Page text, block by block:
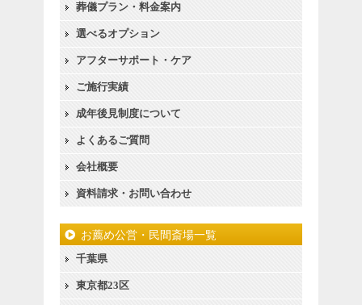
葬儀プラン・料金案内
選べるオプション
アフターサポート・ケア
ご施行実績
成年後見制度について
よくあるご質問
会社概要
資料請求・お問い合わせ
お薦め公営・民間斎場一覧
千葉県
東京都23区